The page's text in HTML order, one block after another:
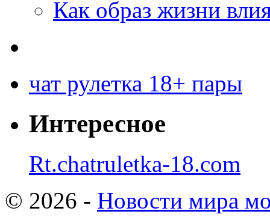
Как образ жизни
чат рулетка 18+ пары
Интересное
Rt.chatruletka-18.com
© 2026 - Новости мира